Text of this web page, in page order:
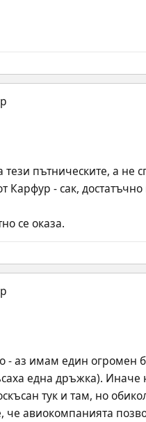
пътническите, а не
Карфур - сак,
се оказа.
- аз имам един
една дръжка). Иначе
тук и там, но
авиокомпанията